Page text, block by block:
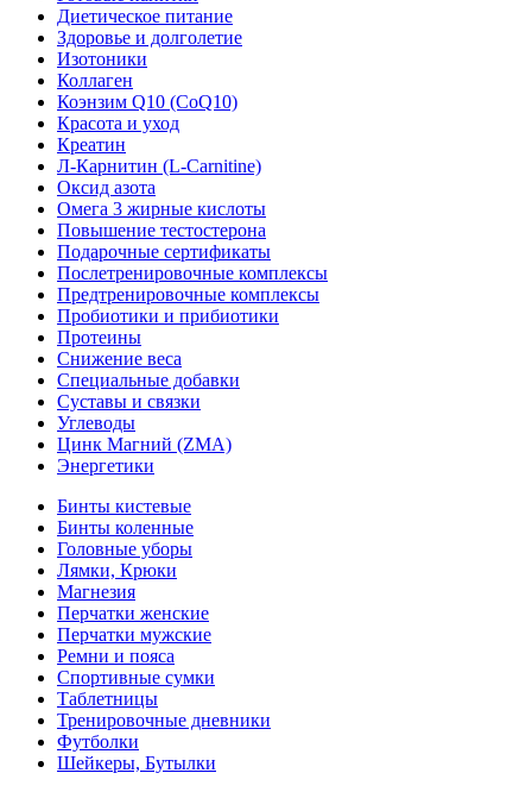
Диетическое питание
Здоровье и долголетие
Изотоники
Коллаген
Коэнзим Q10 (CoQ10)
Красота и уход
Креатин
Л-Карнитин (L-Сarnitine)
Оксид азота
Омега 3 жирные кислоты
Повышение тестостерона
Подарочные сертификаты
Послетренировочные комплексы
Предтренировочные комплексы
Пробиотики и прибиотики
Протеины
Снижение веса
Специальные добавки
Суставы и связки
Углеводы
Цинк Магний (ZMA)
Энергетики
Бинты кистевые
Бинты коленные
Головные уборы
Лямки, Крюки
Магнезия
Перчатки женские
Перчатки мужские
Ремни и пояса
Спортивные сумки
Таблетницы
Тренировочные дневники
Футболки
Шейкеры, Бутылки